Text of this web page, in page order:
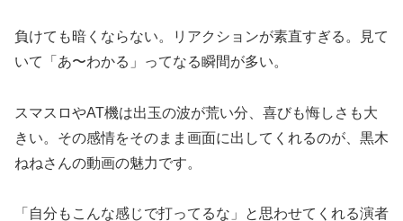
負けても暗くならない。リアクションが素直すぎる。見て
いて「あ〜わかる」ってなる瞬間が多い。
スマスロやAT機は出玉の波が荒い分、喜びも悔しさも大
きい。その感情をそのまま画面に出してくれるのが、黒木
ねねさんの動画の魅力です。
「自分もこんな感じで打ってるな」と思わせてくれる演者